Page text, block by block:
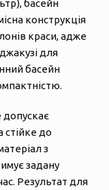
басейн
конструкція
краси, адже
для
басейн
допускає
стійке до
з
задану
Результат для